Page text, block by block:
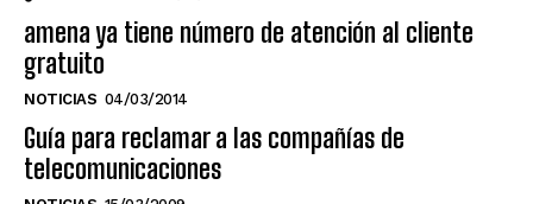
amena ya tiene número de atención al cliente
gratuito
NOTICIAS 04/03/2014
Guía para reclamar a las compañías de
telecomunicaciones